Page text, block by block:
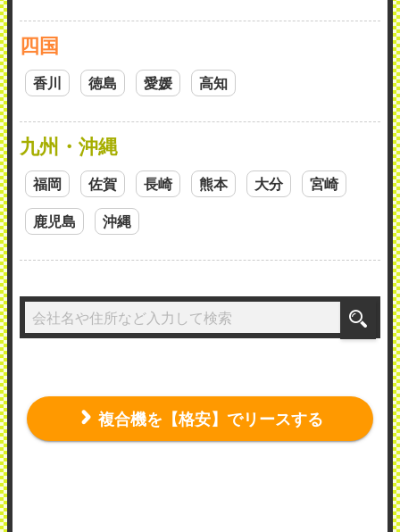
四国
香川 徳島 愛媛 高知
九州・沖縄
福岡 佐賀 長崎 熊本 大分 宮崎
鹿児島 沖縄
複合機を【格安】でリースする